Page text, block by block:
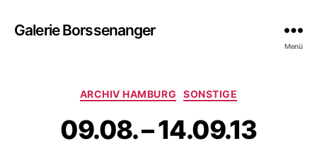
Galerie Borssenanger
Menü
Kategorien
ARCHIV HAMBURG SONSTIGE
09.08. – 14.09.13